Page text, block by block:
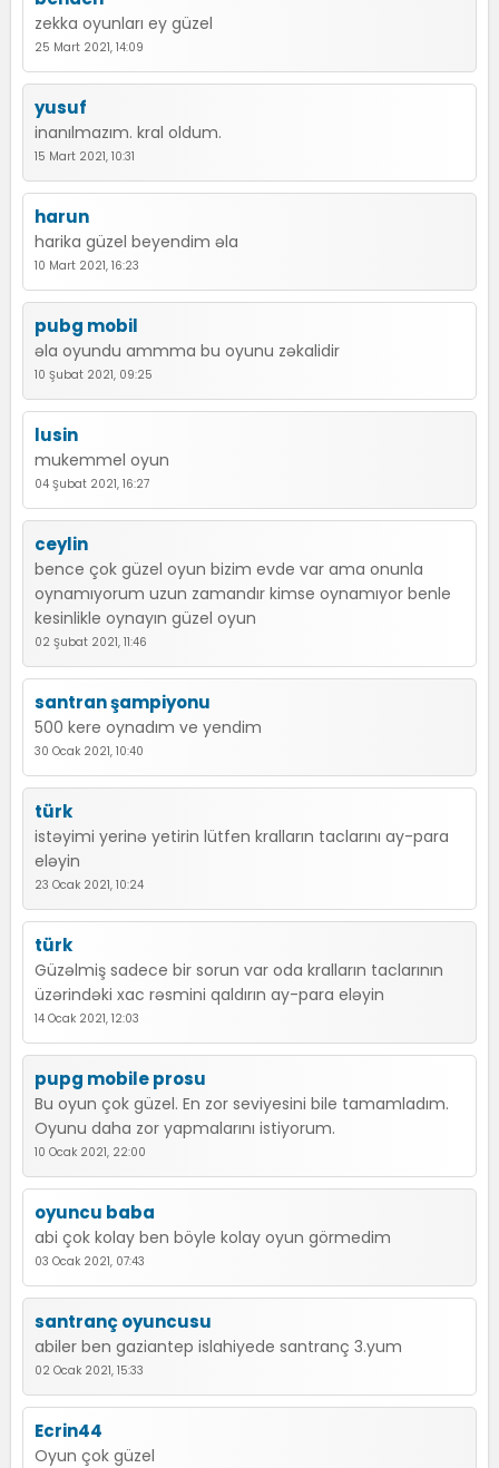
zekka oyunları ey güzel
25 Mart 2021, 14:09
yusuf
inanılmazım. kral oldum.
15 Mart 2021, 10:31
harun
harika güzel beyendim əla
10 Mart 2021, 16:23
pubg mobil
əla oyundu ammma bu oyunu zəkalidir
10 Şubat 2021, 09:25
lusin
mukemmel oyun
04 Şubat 2021, 16:27
ceylin
bence çok güzel oyun bizim evde var ama onunla
oynamıyorum uzun zamandır kimse oynamıyor benle
kesinlikle oynayın güzel oyun
02 Şubat 2021, 11:46
santran şampiyonu
500 kere oynadım ve yendim
30 Ocak 2021, 10:40
türk
istəyimi yerinə yetirin lütfen kralların taclarını ay-para
eləyin
23 Ocak 2021, 10:24
türk
Güzəlmiş sadece bir sorun var oda kralların taclarının
üzərindəki xac rəsmini qaldırın ay-para eləyin
14 Ocak 2021, 12:03
pupg mobile prosu
Bu oyun çok güzel. En zor seviyesini bile tamamladım.
Oyunu daha zor yapmalarını istiyorum.
10 Ocak 2021, 22:00
oyuncu baba
abi çok kolay ben böyle kolay oyun görmedim
03 Ocak 2021, 07:43
santranç oyuncusu
abiler ben gaziantep islahiyede santranç 3.yum
02 Ocak 2021, 15:33
Ecrin44
Oyun çok güzel